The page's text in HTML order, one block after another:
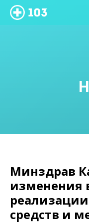
Минздрав
изменения
средств и